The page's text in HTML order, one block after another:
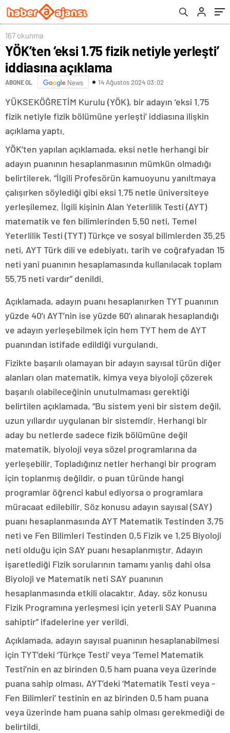
167 okunma
YÖK’ten ‘eksi 1.75 fizik netiyle yerleşti’
iddiasına açıklama
ABONE OL News 14 Ağustos 2024 03:02
YÜKSEKÖĞRETİM Kurulu (YÖK), bir adayın ‘eksi 1.75
fizik netiyle fizik bölümüne yerleşti’ iddiasına ilişkin
açıklama yaptı.
YÖK’ten yapılan açıklamada, eksi netle herhangi bir
adayın puanının hesaplanmasının mümkün olmadığı
belirtilerek, “İlgili Profesörün kamuoyunu yanıltmaya
çalışırken söylediği gibi eksi 1.75 netle üniversiteye
yerleşilemez. İlgili kişinin Alan Yeterlilik Testi (AYT)
matematik ve fen bilimlerinden 5.50 neti, Temel
Yeterlilik Testi (TYT) Türkçe ve sosyal bilimlerden 35.25
neti, AYT Türk dili ve edebiyatı, tarih ve coğrafyadan 15
neti yani puanının hesaplamasında kullanılacak toplam
55.75 neti vardır” denildi.
Açıklamada, adayın puanı hesaplanırken TYT puanının
yüzde 40’ı AYT’nin ise yüzde 60’ı alınarak hesaplandığı
ve adayın yerleşebilmek için hem TYT hem de AYT
puanından istifade edildiği vurgulandı.
Fizikte başarılı olamayan bir adayın sayısal türün diğer
alanları olan matematik, kimya veya biyoloji çözerek
başarılı olabileceğinin unutulmaması gerektiği
belirtilen açıklamada, “Bu sistem yeni bir sistem değil,
uzun yıllardır uygulanan bir sistemdir. Herhangi bir
aday bu netlerde sadece fizik bölümüne değil
matematik, biyoloji veya sözel programlarına da
yerleşebilir. Topladığınız netler herhangi bir program
için toplanmış değildir, o puan türünde hangi
programlar öğrenci kabul ediyorsa o programlara
müracaat edilebilir. Söz konusu adayın sayısal (SAY)
puanı hesaplanmasında AYT Matematik Testinden 3,75
neti ve Fen Bilimleri Testinden 0,5 Fizik ve 1,25 Biyoloji
neti olduğu için SAY puanı hesaplanmıştır. Adayın
işaretlediği Fizik sorularının tamamı yanlış dahi olsa
Biyoloji ve Matematik neti SAY puanının
hesaplanmasında etkili olacaktır. Aday, söz konusu
Fizik Programına yerleşmesi için yeterli SAY Puanına
sahiptir” ifadelerine yer verildi.
Açıklamada, adayın sayısal puanının hesaplanabilmesi
için TYT’deki ‘Türkçe Testi’ veya ‘Temel Matematik
Testi’nin en az birinden 0,5 ham puana veya üzerinde
puana sahip olması, AYT’deki ‘Matematik Testi veya -
Fen Bilimleri’ testinin en az birinden 0,5 ham puana
veya üzerinde ham puana sahip olması gerekmediği de
belirtildi.